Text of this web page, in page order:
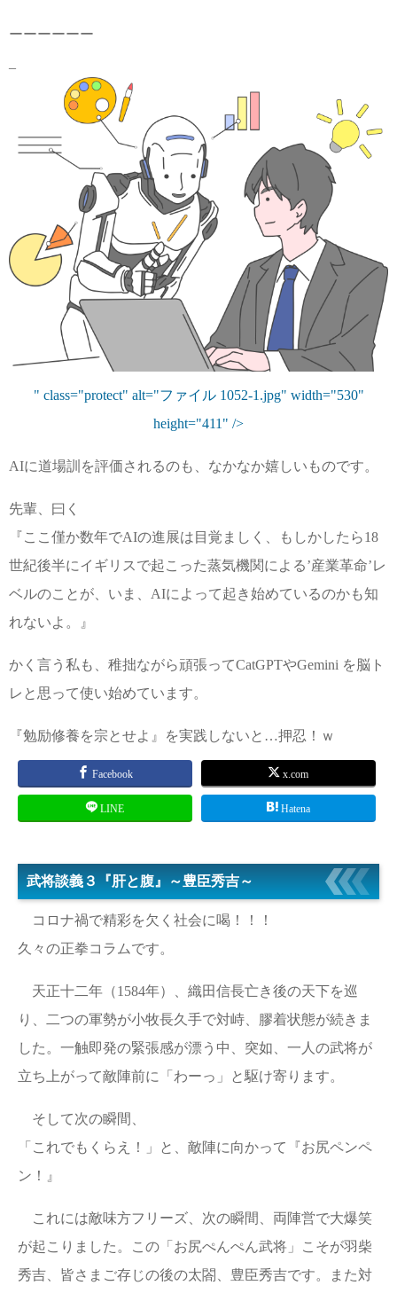
ーーーーーー
" class="protect" alt="ファイル 1052-1.jpg" width="530"
height="411" />
AIに道場訓を評価されるのも、なかなか嬉しいものです。
先輩、曰く
『ここ僅か数年でAIの進展は目覚ましく、もしかしたら18
世紀後半にイギリスで起こった蒸気機関による’産業革命’レ
ベルのことが、いま、AIによって起き始めているのかも知
れないよ。』
かく言う私も、稚拙ながら頑張ってCatGPTやGemini を脳ト
レと思って使い始めています。
『勉励修養を宗とせよ』を実践しないと…押忍！ｗ
Facebook x.com
LINE Hatena
武将談義３『肝と腹』～豊臣秀吉～
コロナ禍で精彩を欠く社会に喝！！！
久々の正拳コラムです。
天正十二年（1584年）、織田信長亡き後の天下を巡
り、二つの軍勢が小牧長久手で対峙、膠着状態が続きま
した。一触即発の緊張感が漂う中、突如、一人の武将が
立ち上がって敵陣前に「わーっ」と駆け寄ります。
そして次の瞬間、
「これでもくらえ！」と、敵陣に向かって『お尻ペンペ
ン！』
これには敵味方フリーズ、次の瞬間、両陣営で大爆笑
が起こりました。この「お尻ぺんぺん武将」こそが羽柴
秀吉、皆さまご存じの後の太閤、豊臣秀吉です。また対